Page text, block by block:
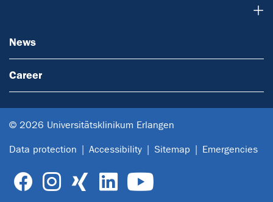
News
Career
© 2026 Universitätsklinikum Erlangen
Data protection Accessibility Sitemap Emergencies